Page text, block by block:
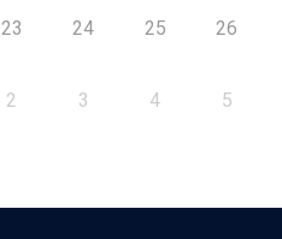
23 24 25 26
2 3 4 5